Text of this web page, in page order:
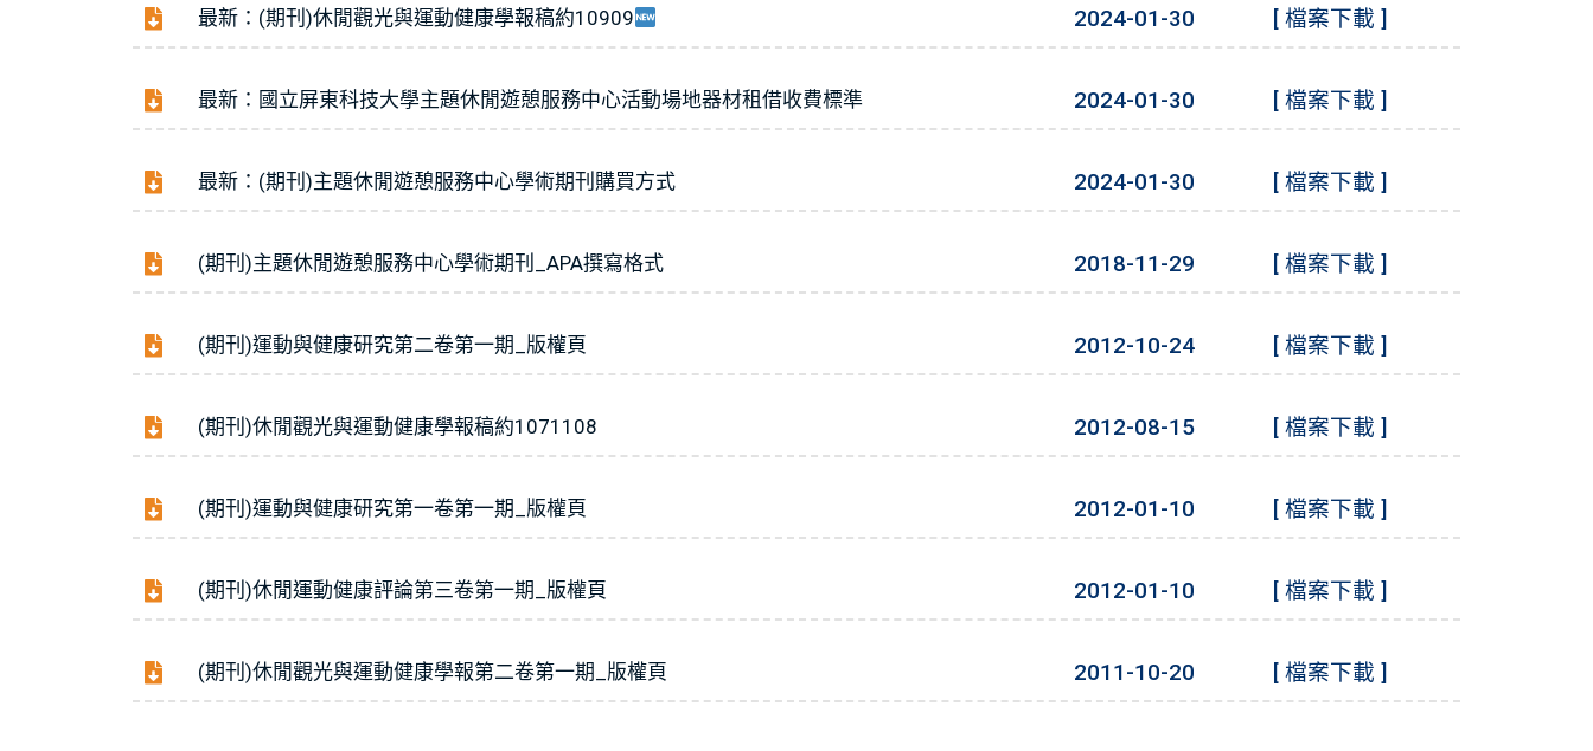
最新：(期刊)休閒觀光與運動健康學報稿約10909 2024-01-30 [ 檔案下載 ]
最新：國立屏東科技大學主題休閒遊憩服務中心活動場地器材租借收費標準 2024-01-30 [ 檔案下載 ]
最新：(期刊)主題休閒遊憩服務中心學術期刊購買方式 2024-01-30 [ 檔案下載 ]
(期刊)主題休閒遊憩服務中心學術期刊_APA撰寫格式 2018-11-29 [ 檔案下載 ]
(期刊)運動與健康研究第二卷第一期_版權頁 2012-10-24 [ 檔案下載 ]
(期刊)休閒觀光與運動健康學報稿約1071108 2012-08-15 [ 檔案下載 ]
(期刊)運動與健康研究第一卷第一期_版權頁 2012-01-10 [ 檔案下載 ]
(期刊)休閒運動健康評論第三卷第一期_版權頁 2012-01-10 [ 檔案下載 ]
(期刊)休閒觀光與運動健康學報第二卷第一期_版權頁 2011-10-20 [ 檔案下載 ]